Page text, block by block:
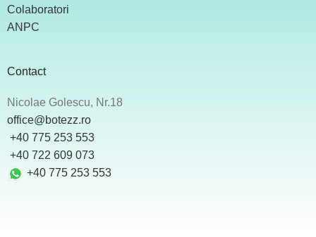
Colaboratori
ANPC
Contact
Nicolae Golescu, Nr.18
office@botezz.ro
+40 775 253 553
‪ +40 722 609 073
+40 775 253 553